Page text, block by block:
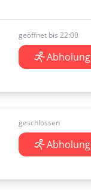
geöffnet bis 22:00
Abholung
geschlossen
Abholung